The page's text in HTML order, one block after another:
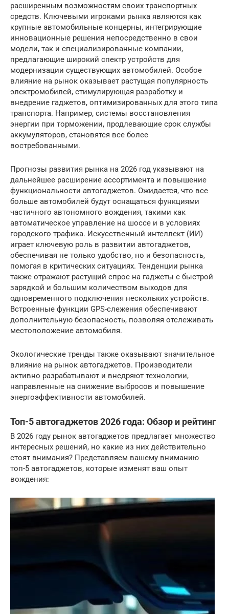
расширенным возможностям своих транспортных
средств. Ключевыми игроками рынка являются как
крупные автомобильные концерны, интегрирующие
инновационные решения непосредственно в свои
модели, так и специализированные компании,
предлагающие широкий спектр устройств для
модернизации существующих автомобилей. Особое
влияние на рынок оказывает растущая популярность
электромобилей, стимулирующая разработку и
внедрение гаджетов, оптимизированных для этого типа
транспорта. Например, системы восстановления
энергии при торможении, продлевающие срок службы
аккумуляторов, становятся все более
востребованными.
Прогнозы развития рынка на 2026 год указывают на
дальнейшее расширение ассортимента и повышение
функциональности автогаджетов. Ожидается, что все
больше автомобилей будут оснащаться функциями
частичного автономного вождения, такими как
автоматическое управление на шоссе и в условиях
городского трафика. Искусственный интеллект (ИИ)
играет ключевую роль в развитии автогаджетов,
обеспечивая не только удобство, но и безопасность,
помогая в критических ситуациях. Тенденции рынка
также отражают растущий спрос на гаджеты с быстрой
зарядкой и большим количеством выходов для
одновременного подключения нескольких устройств.
Встроенные функции GPS-слежения обеспечивают
дополнительную безопасность, позволяя отслеживать
местоположение автомобиля.
Экологические тренды также оказывают значительное
влияние на рынок автогаджетов. Производители
активно разрабатывают и внедряют технологии,
направленные на снижение выбросов и повышение
энергоэффективности автомобилей.
Топ-5 автогаджетов 2026 года: Обзор и рейтинг
В 2026 году рынок автогаджетов предлагает множество
интересных решений, но какие из них действительно
стоят внимания? Представляем вашему вниманию
топ-5 автогаджетов, которые изменят ваш опыт
вождения: